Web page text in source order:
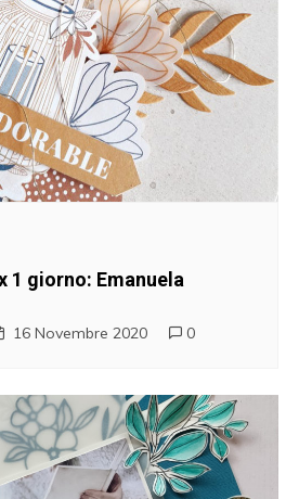
1 giorno: Emanuela
16 Novembre 2020 0